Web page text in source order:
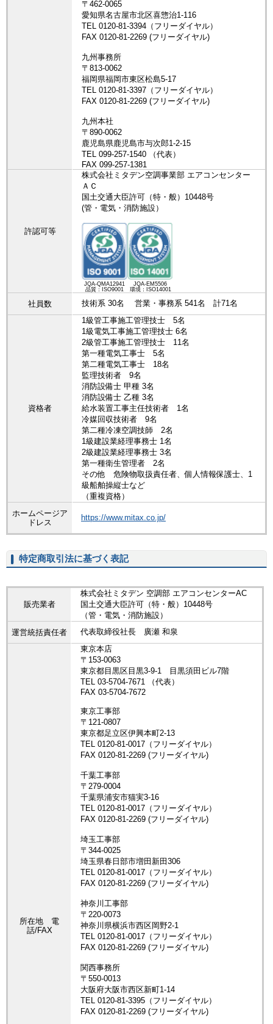
許認可等
株式会社ミタデン空調事業部 エアコンセンター
ＡＣ
国土交通大臣許可（特・般）10448号
(管・電気・消防施設）
JQA-QMA12941
品質：ISO9001
JQA-EM5506
環境：ISO14001
社員数 技術系 30名 営業・事務系 541名 計71名
資格者
1級管工事施工管理技士 5名
1級電気工事施工管理技士 6名
2級管工事施工管理技士 11名
第一種電気工事士 5名
第二種電気工事士 18名
監理技術者 9名
消防設備士 甲種 3名
消防設備士 乙種 3名
給水装置工事主任技術者 1名
冷媒回収技術者 9名
第二種冷凍空調技師 2名
1級建設業経理事務士 1名
2級建設業経理事務士 3名
第一種衛生管理者 2名
その他 危険物取扱責任者、個人情報保護士、1
級船舶操縦士など
（重複資格）
ホームページア
ドレス
https://www.mitax.co.jp/
特定商取引法に基づく表記
販売業者
株式会社ミタデン 空調部 エアコンセンターAC
国土交通大臣許可（特・般）10448号
（管・電気・消防施設）
運営統括責任者
代表取締役社長 廣瀬 和泉
所在地 電
話/FAX